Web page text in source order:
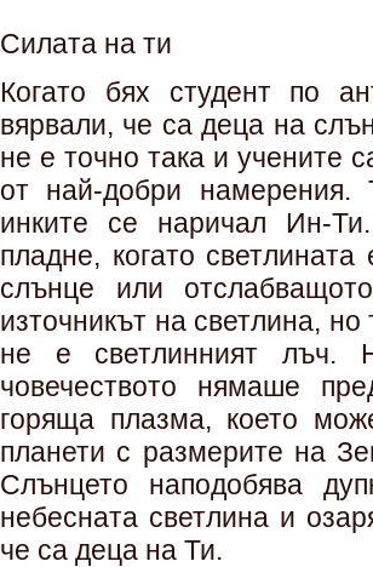
Силата на ти
Когато бях студент по
вярвали, че са деца на
не е точно така и учените
от най-добри намерения.
инките се наричал Ин-
пладне, когато
слънце или
източникът на светлина,
не е светлинният лъч.
човечеството нямаше
горяща плазма, което
планети с размерите на
Слънцето наподобява
небесната светлина и
че са деца на Ти.